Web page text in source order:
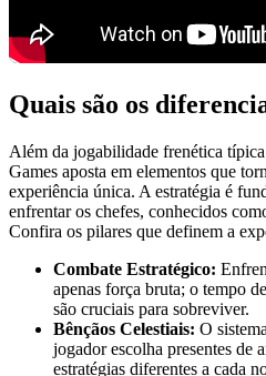
Quais são os
Além da jogabilidade frenética
Games aposta em elementos que
experiência única. A estratégia é
enfrentar os chefes, conhecidos
Confira os pilares que definem a
Combate Estratégico:
apenas força bruta; o tempo
são cruciais para sobreviver.
Bênçãos Celestiais: O
jogador escolha presentes de
estratégias diferentes a cada